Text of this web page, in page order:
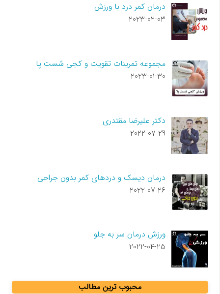
درمان کمر درد با ورزش
2023-02-03
مجموعه تمرینات تقویت و کجی شست پا
2023-01-30
دکتر علیرضا مقتدری
2022-07-29
درمان دیسک و دردهای کمر بدون جراحی
2022-07-26
ورزش درمان سر به جلو
2022-04-25
محبوب ترین مطالب